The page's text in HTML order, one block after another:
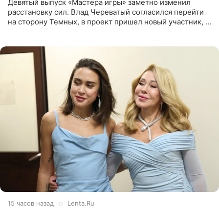
Девятый выпуск «Мастера игры» заметно изменил
расстановку сил. Влад Череватый согласился перейти
на сторону Темных, в проект пришел новый участник, а
15 часов назад Lenta.Ru